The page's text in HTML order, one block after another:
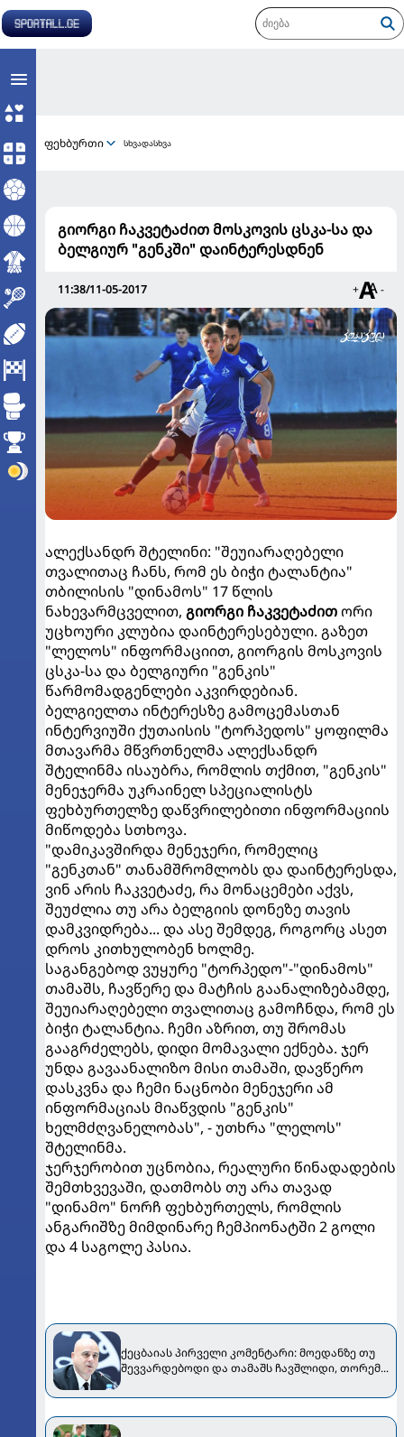
ფეხბურთი სხვადასხვა
გიორგი ჩაკვეტაძით მოსკოვის ცსკა-სა და
ბელგიურ "გენკში" დაინტერესდნენ
11:38/11-05-2017 + -
ალექსანდრ შტელინი: "შეუიარაღებელი
თვალითაც ჩანს, რომ ეს ბიჭი ტალანტია"
თბილისის "დინამოს" 17 წლის
ნახევარმცველით, გიორგი ჩაკვეტაძითორი
უცხოური კლუბია დაინტერესებული. გაზეთ
"ლელოს" ინფორმაციით, გიორგის მოსკოვის
ცსკა-სა და ბელგიური "გენკის"
წარმომადგენლები აკვირდებიან.
ბელგიელთა ინტერესზე გამოცემასთან
ინტერვიუში ქუთაისის "ტორპედოს" ყოფილმა
მთავარმა მწვრთნელმა ალექსანდრ
შტელინმა ისაუბრა, რომლის თქმით, "გენკის"
მენეჯერმა უკრაინელ სპეციალისტს
ფეხბურთელზე დაწვრილებითი ინფორმაციის
მიწოდება სთხოვა.
"დამიკავშირდა მენეჯერი, რომელიც
"გენკთან" თანამშრომლობს და დაინტერესდა,
ვინ არის ჩაკვეტაძე, რა მონაცემები აქვს,
შეუძლია თუ არა ბელგიის დონეზე თავის
დამკვიდრება... და ასე შემდეგ, როგორც ასეთ
დროს კითხულობენ ხოლმე.
საგანგებოდ ვუყურე "ტორპედო"-"დინამოს"
თამაშს, ჩავწერე და მატჩის გაანალიზებამდე,
შეუიარაღებელი თვალითაც გამოჩნდა, რომ ეს
ბიჭი ტალანტია. ჩემი აზრით, თუ შრომას
გააგრძელებს, დიდი მომავალი ექნება. ჯერ
უნდა გავაანალიზო მისი თამაში, დავწერო
დასკვნა და ჩემი ნაცნობი მენეჯერი ამ
ინფორმაციას მიაწვდის "გენკის"
ხელმძღვანელობას", - უთხრა "ლელოს"
შტელინმა.
ჯერჯერობით უცნობია, რეალური წინადადების
შემთხვევაში, დათმობს თუ არა თავად
"დინამო" ნორჩ ფეხბურთელს, რომლის
ანგარიშზე მიმდინარე ჩემპიონატში 2 გოლი
და 4 საგოლე პასია.
ქეცბაიას პირველი კომენტარი: მოედანზე თუ
შევვარდებოდი და თამაშს ჩავშლიდი, თორემ...